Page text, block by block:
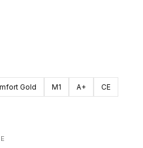
Gold M1 A+ CE